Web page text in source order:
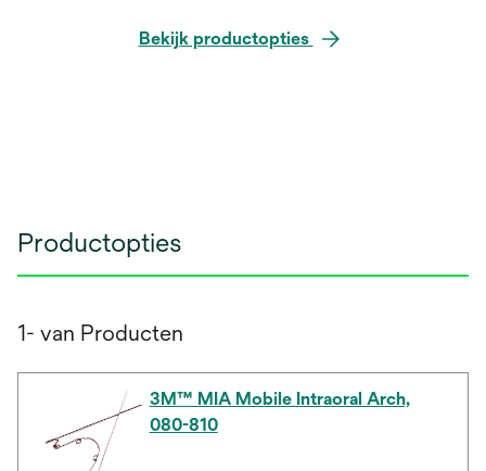
Bekijk productopties
Productopties
1- van Producten
3M™ MIA Mobile Intraoral Arch,
080-810